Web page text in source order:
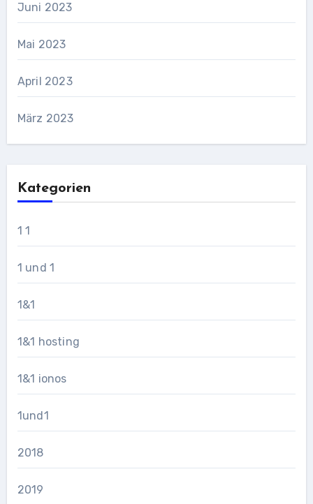
Juni 2023
Mai 2023
April 2023
März 2023
Kategorien
1 1
1 und 1
1&1
1&1 hosting
1&1 ionos
1und1
2018
2019